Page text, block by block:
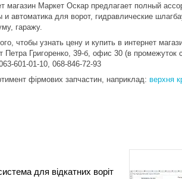
магазин Маркет Оскар предлагает полный
и автоматика для ворот, гидравлические
гаражу.
чтобы узнать цену и купить в интернет
Григоренко, 39-б, офис 30 (в промежуток
601-01-10, 068-846-72-93
фірмових запчастин, наприклад: верхня
для відкатних воріт